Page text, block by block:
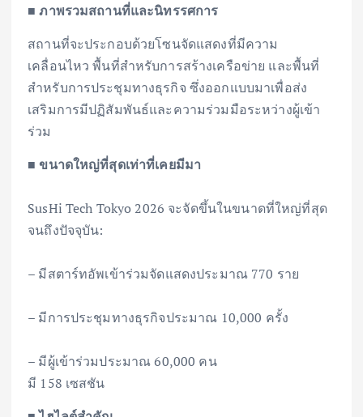
■ ภาพรวมสถานที่และนิทรรศการ
สถานที่จะประกอบด้วยโซนจัดแสดงที่มีความ
เคลื่อนไหว พื้นที่สำหรับการสร้างเครือข่าย และพื้นที่
สำหรับการประชุมทางธุรกิจ ซึ่งออกแบบมาเพื่อส่ง
เสริมการมีปฏิสัมพันธ์และความร่วมมือระหว่างผู้เข้า
ร่วม
■ ขนาดใหญ่ที่สุดเท่าที่เคยมีมา
SusHi Tech Tokyo 2026 จะจัดขึ้นในขนาดที่ใหญ่ที่สุด
จนถึงปัจจุบัน:
– มีสตาร์ทอัพเข้าร่วมจัดแสดงประมาณ 770 ราย
– มีการประชุมทางธุรกิจประมาณ 10,000 ครั้ง
– มีผู้เข้าร่วมประมาณ 60,000 คน
มี 158 เซสชัน